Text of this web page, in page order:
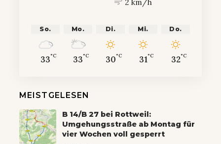
So.
33°C
Mo.
33°C
Di.
30°C
Mi.
31°C
Do.
32°C
MEISTGELESEN
B 14/B 27 bei Rottweil:
Umgehungsstraße ab Montag für
vier Wochen voll gesperrt